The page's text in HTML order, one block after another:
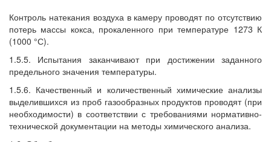
Контроль натекания воздуха в камеру проводят по отсутствию
потерь массы кокса, прокаленного при температуре 1273 К
(1000 °С).
1.5.5. Испытания заканчивают при достижении заданного
предельного значения температуры.
1.5.6. Качественный и количественный химические анализы
выделившихся из проб газообразных продуктов проводят (при
необходимости) в соответствии с требованиями нормативно-
технической документации на методы химического анализа.